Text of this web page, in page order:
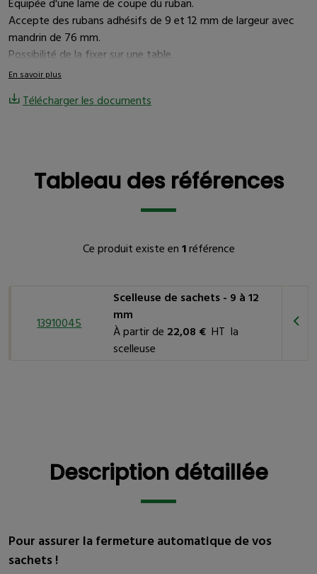
Accepte des rubans adhésifs de 9 et 12 mm de largeur avec
mandrin de 76 mm.
Possibilité de la fixer sur une table.
En savoir plus
Télécharger les documents
Tableau des références
Ce produit existe en1référence
13910045
Scelleuse de sachets - 9 à 12
mm
À partir de 22,08 €HT la
scelleuse
Description détaillée
Pour assurer la fermeture automatique de vos
sachets !